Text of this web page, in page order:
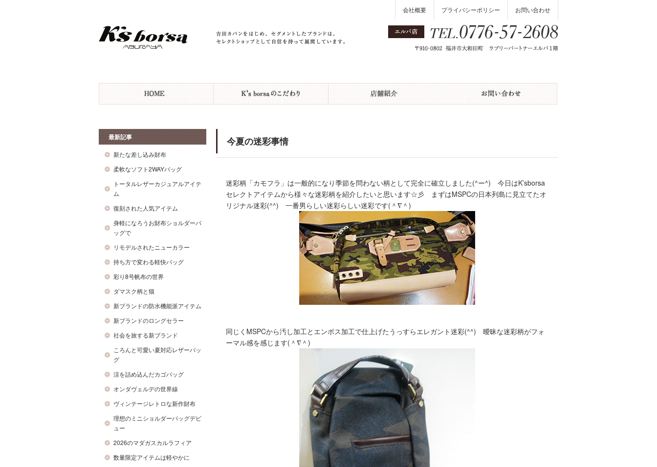
会社概要 プライバシーポリシー お問い合わせ
最新記事
新たな差し込み財布
柔軟なソフト2WAYバッグ
トータルレザーカジュアルアイテ
ム
復刻された人気アイテム
身軽になろうお財布ショルダーバ
ッグで
リモデルされたニューカラー
持ち方で変わる軽快バッグ
彩り8号帆布の世界
ダマスク柄と猫
新ブランドの防水機能派アイテム
新ブランドのロングセラー
社会を旅する新ブランド
ころんと可愛い夏対応レザーバッ
グ
涼を詰め込んだカゴバッグ
オンダヴェルデの世界線
ヴィンテージレトロな新作財布
理想のミニショルダーバッグデビ
ュー
2026のマダガスカルラフィア
数量限定アイテムは軽やかに
今夏の迷彩事情
迷彩柄「カモフラ」は一般的になり季節を問わない柄として完全に確立しました(^ー^) 今日はK’sborsa
セレクトアイテムから様々な迷彩柄を紹介したいと思います☆彡 まずはMSPCの日本列島に見立てたオ
リジナル迷彩(^^) 一番男らしい迷彩らしい迷彩です(＾∇＾)
同じくMSPCから汚し加工とエンボス加工で仕上げたうっすらエレガント迷彩(^^) 曖昧な迷彩柄がフォ
ーマル感を感じます(＾∇＾)